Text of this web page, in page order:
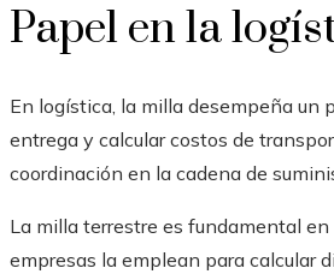
Papel en la
En logística, la milla desempeña un
entrega y calcular costos de
coordinación en la cadena de
La milla terrestre es fundamental
empresas la emplean para calcular